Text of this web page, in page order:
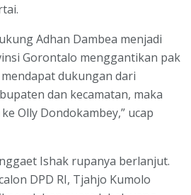
Adhan Dambea menjadi
Gorontalo menggantikan pak
dukungan dari
dan kecamatan, maka
Olly Dondokambey,” ucap
Ishak rupanya berlanjut.
DPD RI, Tjahjo Kumolo